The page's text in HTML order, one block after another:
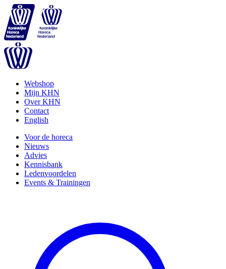
Webshop
Mijn KHN
Over KHN
Contact
English
Voor de horeca
Nieuws
Advies
Kennisbank
Ledenvoordelen
Events & Trainingen